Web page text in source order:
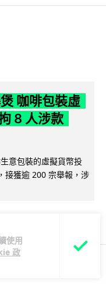
使用
政
咖啡包裝虛
8 人涉款
意包裝的虛擬貨幣投
接獲逾 200 宗舉報，涉